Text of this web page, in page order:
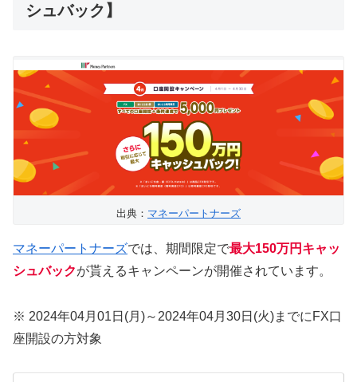
シュバック】
出典： マネーパートナーズ
マネーパートナーズでは、期間限定で最大150万円キャッ
シュバックが貰えるキャンペーンが開催されています。
※ 2024年04月01日(月)～2024年04月30日(火)までにFX口
座開設の方対象